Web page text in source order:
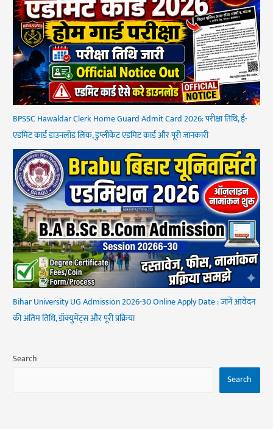
BPSSC Hawaldar Clerk Home Guard Admit Card 2026: परीक्षा तिथि, ई-
एडमिट कार्ड डाउनलोड लिंक, डुप्लीकेट एडमिट कार्ड और पूरी जानकारी
Bihar University UG Admission 2026-30 Online Apply Date : जानें आवेदन
की अंतिम तिथि, डॉक्युमेंट्स और पूरी प्रक्रिया
Search
Search